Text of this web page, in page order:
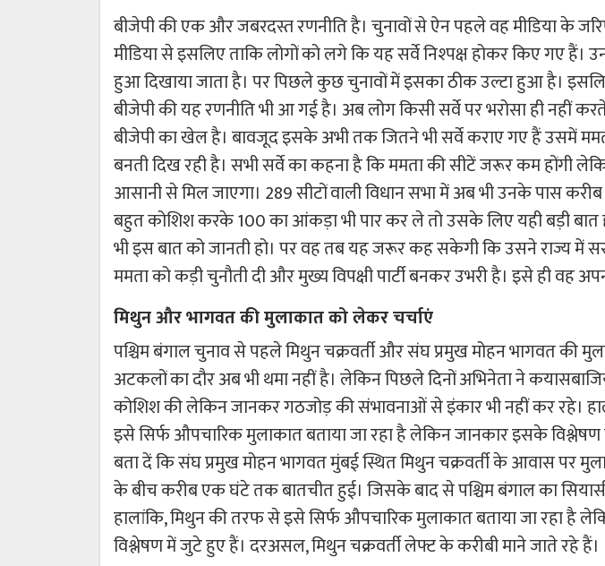
बीजेपी की एक और जबरदस्त रणनीति है। चुनावों से ऐन पहले वह मीडिया के
मीडिया से इसलिए ताकि लोगों को लगे कि यह सर्वे निश्पक्ष होकर किए गए हैं।
हुआ दिखाया जाता है। पर पिछले कुछ चुनावों में इसका ठीक उल्टा हुआ है।
बीजेपी की यह रणनीति भी आ गई है। अब लोग किसी सर्वे पर भरोसा ही नहीं
बीजेपी का खेल है। बावजूद इसके अभी तक जितने भी सर्वे कराए गए हैं उसमें
बनती दिख रही है। सभी सर्वे का कहना है कि ममता की सीटें जरूर कम होंगी
आसानी से मिल जाएगा। 289 सीटों वाली विधान सभा में अब भी उनके पास
बहुत कोशिश करके 100 का आंकड़ा भी पार कर ले तो उसके लिए यही बड़ी बात
भी इस बात को जानती हो। पर वह तब यह जरूर कह सकेगी कि उसने राज्य में
ममता को कड़ी चुनौती दी और मुख्य विपक्षी पार्टी बनकर उभरी है। इसे ही वह
मिथुन और भागवत की मुलाकात को लेकर चर्चाएं
पश्चिम बंगाल चुनाव से पहले मिथुन चक्रवर्ती और संघ प्रमुख मोहन भागवत की
अटकलों का दौर अब भी थमा नहीं है। लेकिन पिछले दिनों अभिनेता ने
कोशिश की लेकिन जानकर गठजोड़ की संभावनाओं से इंकार भी नहीं कर रहे।
इसे सिर्फ औपचारिक मुलाकात बताया जा रहा है लेकिन जानकार इसके
बता दें कि संघ प्रमुख मोहन भागवत मुंबई स्थित मिथुन चक्रवर्ती के आवास पर
के बीच करीब एक घंटे तक बातचीत हुई। जिसके बाद से पश्चिम बंगाल का
हालांकि, मिथुन की तरफ से इसे सिर्फ औपचारिक मुलाकात बताया जा रहा है
विश्लेषण में जुटे हुए हैं। दरअसल, मिथुन चक्रवर्ती लेफ्ट के करीबी माने जाते रहे हैं।